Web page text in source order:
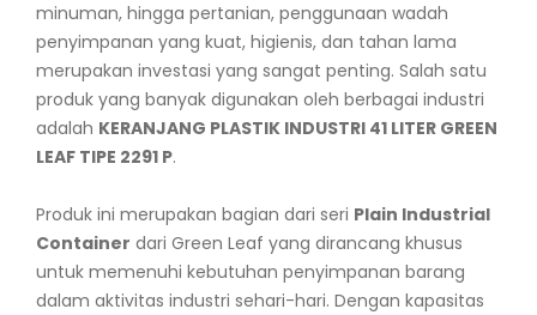
minuman, hingga pertanian, penggunaan wadah
penyimpanan yang kuat, higienis, dan tahan lama
merupakan investasi yang sangat penting. Salah satu
produk yang banyak digunakan oleh berbagai industri
adalah KERANJANG PLASTIK INDUSTRI 41 LITER GREEN
LEAF TIPE 2291 P.
Produk ini merupakan bagian dari seri Plain Industrial
Container dari Green Leaf yang dirancang khusus
untuk memenuhi kebutuhan penyimpanan barang
dalam aktivitas industri sehari-hari. Dengan kapasitas